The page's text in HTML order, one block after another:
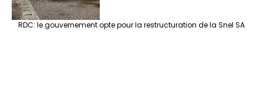
RDC: le gouvernement opte pour la restructuration de la Snel SA